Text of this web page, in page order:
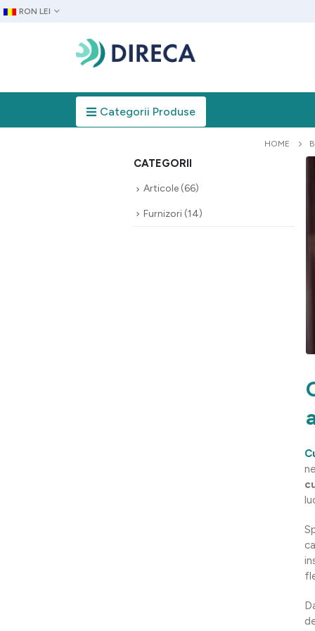
RON LEI
Categorii Produse
HOME
CATEGORII
Articole (66)
Furnizori (14)